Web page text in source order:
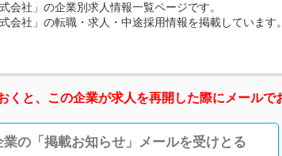
会社」の企業別求人情報一覧ページです。
会社」の転職・求人・中途採用情報を掲載しています
くと、この企業が求人を再開した際にメールで
業の「掲載お知らせ」メールを受けとる